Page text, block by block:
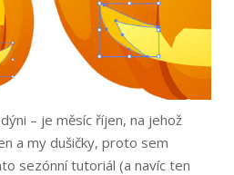
– je měsíc říjen, na jehož
a my dušičky, proto sem
sezónní tutoriál (a navíc ten